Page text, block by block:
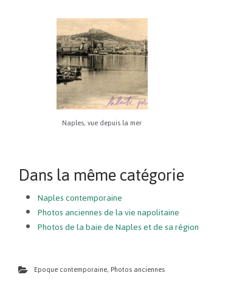
Naples, vue depuis la mer
Dans la même catégorie
Naples contemporaine
Photos anciennes de la vie napolitaine
Photos de la baie de Naples et de sa région
Epoque contemporaine, Photos anciennes